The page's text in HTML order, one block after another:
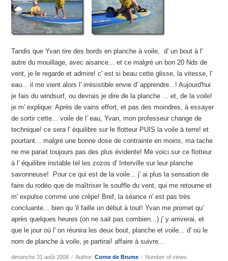
Tandis que Yvan tire des bords en planche à voile, d' un bout à l'
autre du mouillage, avec aisance... et ce malgré un bon 20 Nds de
vent, je le regarde et admire! c' est si beau cette glisse, la vitesse, l'
eau... il me vient alors l' irrésistible envie d' apprendre...! Aujourd'hui
je fais du windsurf, ou devrais je dire de la planche ... et, de la voile!
je m' explique: Après de vains effort, et pas des moindres, à essayer
de sortir cette... voile de l' eau, Yvan, mon professeur change de
technique! ce sera l' équilibre sur le flotteur PUIS la voile à terre! et
pourtant... malgré une bonne dose de contrainte en moins, ma tache
ne me parait toujours pas des plus évidente! Me voici sur ce flotteur
à l' équilibre instable tel les zozos d' Interville sur leur planche
savonneuse! Pour ce qui est de la voile... j' ai plus la sensation de
faire du rodéo que de maîtriser le souffle du vent, qui me retourne et
m' expulse comme une crêpe! Bref, la séance n' est pas très
concluante... bien qu 'il faille un début à tout! Yvan me promet qu'
après quelques heures (on ne sait pas combien...) j' y arriverai, et
que le jour où l' on réunira les deux bout, planche et voile... d' où le
nom de planche à voile, je partirai! affaire à suivre...
dimanche 31 août 2008 / Author:Corne de Brume / Number of views